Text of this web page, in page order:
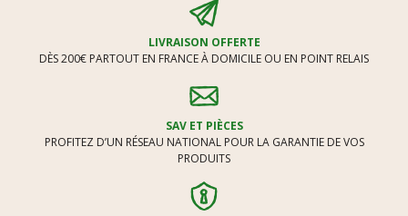
LIVRAISON OFFERTE
DÈS 200€ PARTOUT EN FRANCE À DOMICILE OU EN POINT RELAIS
SAV ET PIÈCES
PROFITEZ D’UN RÉSEAU NATIONAL POUR LA GARANTIE DE VOS
PRODUITS